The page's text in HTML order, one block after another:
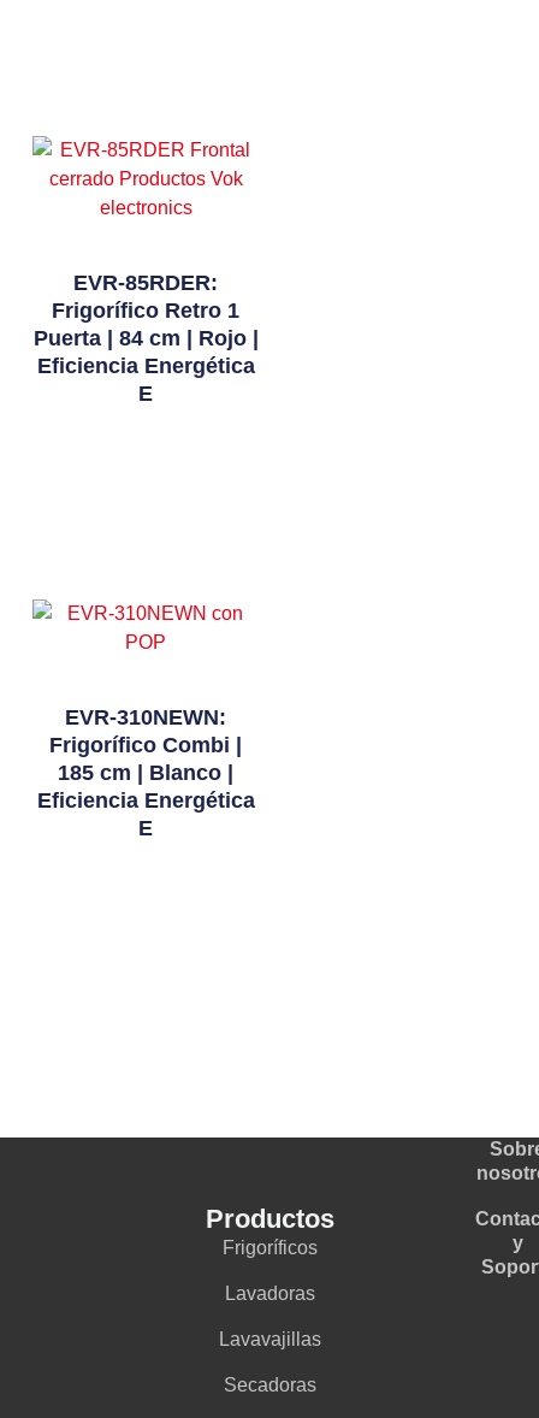
EVR-85RDER:
Frigorífico Retro 1
Puerta | 84 cm | Rojo |
Eficiencia Energética
E
EVR-310NEWN:
Frigorífico Combi |
185 cm | Blanco |
Eficiencia Energética
E
Productos
Frigoríficos
Lavadoras
Lavavajillas
Secadoras
y